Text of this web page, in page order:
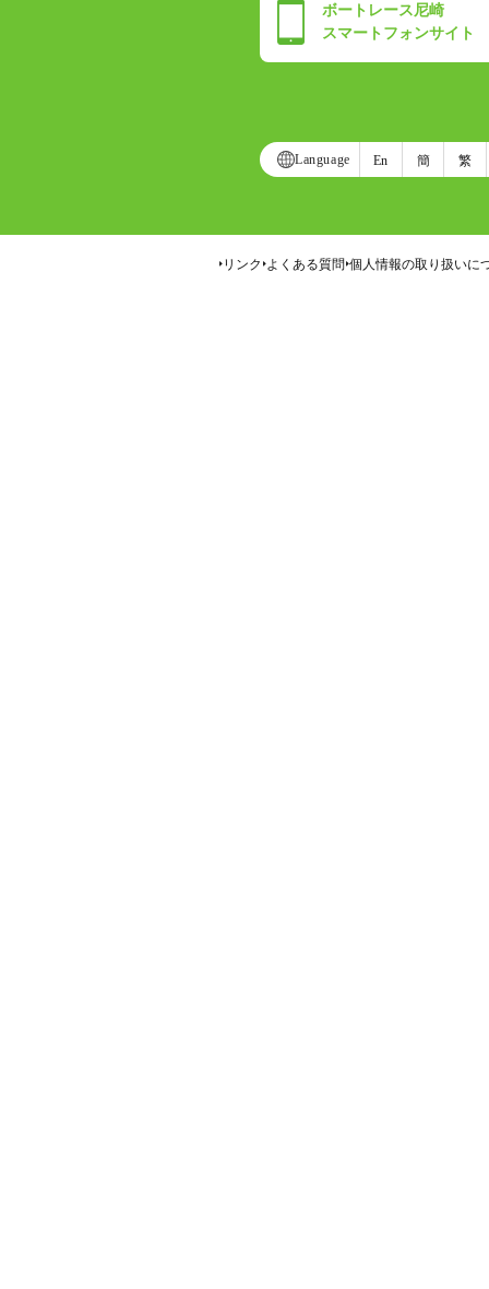
ボートレース尼崎
スマートフォンサイト
Language En 簡 繁
リンク よくある質問 個人情報の取り扱いに